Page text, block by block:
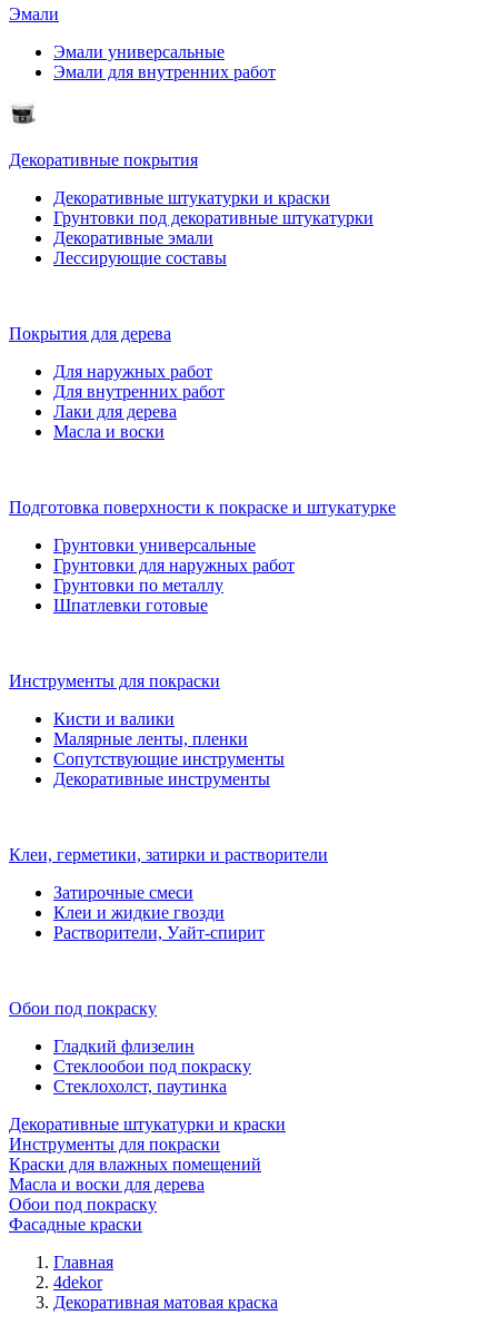
Эмали
Эмали универсальные
Эмали для внутренних работ
Декоративные покрытия
Декоративные штукатурки и краски
Грунтовки под декоративные штукатурки
Декоративные эмали
Лессирующие составы
Покрытия для дерева
Для наружных работ
Для внутренних работ
Лаки для дерева
Масла и воски
Подготовка поверхности к покраске и штукатурке
Грунтовки универсальные
Грунтовки для наружных работ
Грунтовки по металлу
Шпатлевки готовые
Инструменты для покраски
Кисти и валики
Малярные ленты, пленки
Сопутствующие инструменты
Декоративные инструменты
Клеи, герметики, затирки и растворители
Затирочные смеси
Клеи и жидкие гвозди
Растворители, Уайт-спирит
Обои под покраску
Гладкий флизелин
Стеклообои под покраску
Стеклохолст, паутинка
Декоративные штукатурки и краски
Инструменты для покраски
Краски для влажных помещений
Масла и воски для дерева
Обои под покраску
Фасадные краски
Главная
4dekor
Декоративная матовая краска